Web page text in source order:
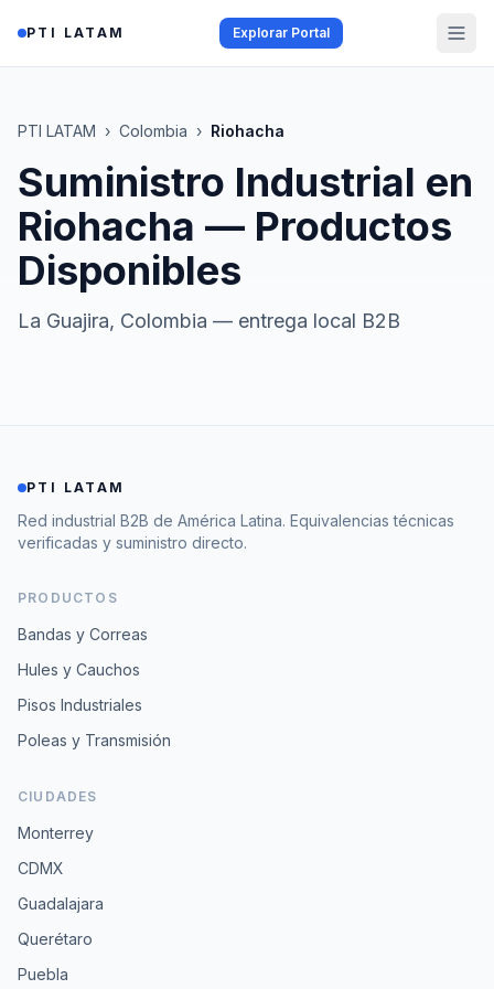
PTI LATAM Explorar Portal
PTI LATAM › Colombia › Riohacha
Suministro Industrial en
Riohacha — Productos
Disponibles
La Guajira, Colombia — entrega local B2B
PTI LATAM
Red industrial B2B de América Latina. Equivalencias técnicas
verificadas y suministro directo.
PRODUCTOS
Bandas y Correas
Hules y Cauchos
Pisos Industriales
Poleas y Transmisión
CIUDADES
Monterrey
CDMX
Guadalajara
Querétaro
Puebla